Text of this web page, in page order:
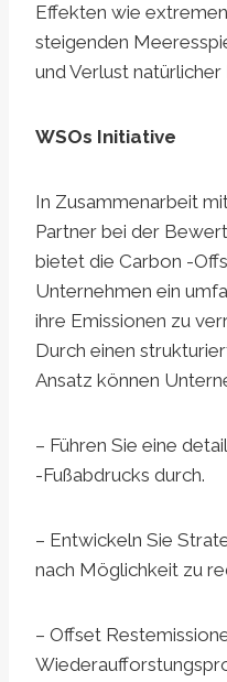
Effekten wie
steigenden
und Verlust
WSOs Initiative
In Zusammenarbeit
Partner bei der
bietet die Carbon -
Unternehmen ein
ihre Emissionen zu
Durch einen
Ansatz können
– Führen Sie eine
-Fußabdrucks durch.
– Entwickeln Sie
nach Möglichkeit zu
– Offset